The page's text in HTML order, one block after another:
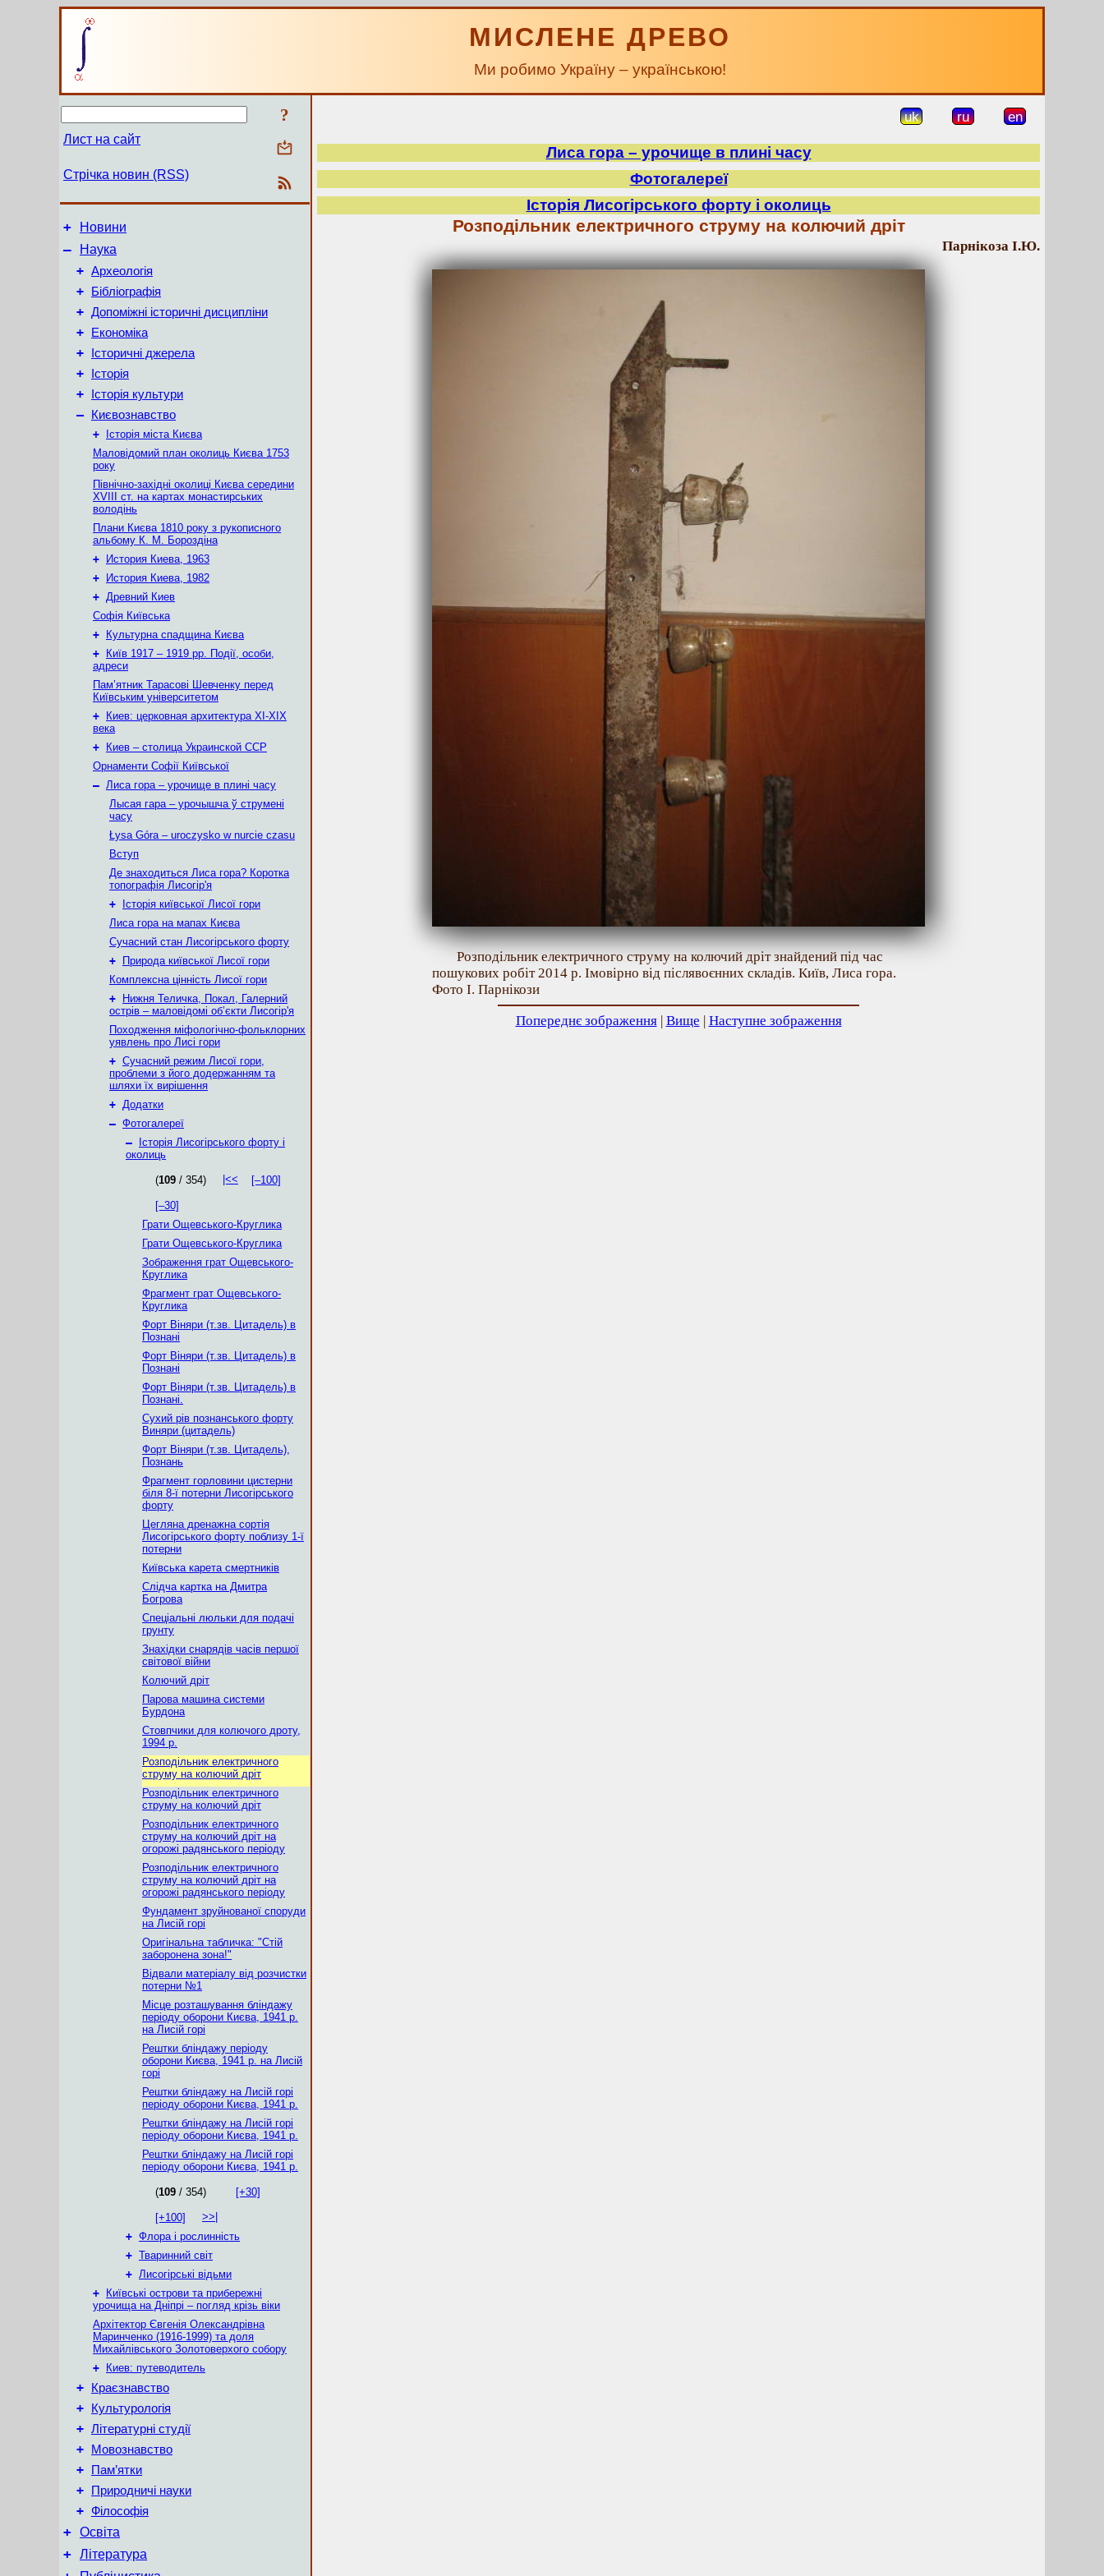
МИСЛЕНЕ ДРЕВО
Ми робимо Україну – українською!
?
Лист на сайт
Стрічка новин (RSS)
+ Новини
–
Наука
+ Археологія
+ Бібліографія
+ Допоміжні історичні дисципліни
+ Економіка
+ Історичні джерела
+ Історія
+ Історія культури
– Києвознавство
+
Історія міста Києва
Маловідомий план околиць Києва 1753
року
Північно-західні околиці Києва середини
XVIII ст. на картах монастирських
володінь
Плани Києва 1810 року з рукописного
альбому К. М. Бороздіна
+
История Киева, 1963
+
История Киева, 1982
+ Древний Киев
Софія Київська
+
Культурна спадщина Києва
+
Київ 1917 – 1919 рр. Події, особи,
адреси
Пам’ятник Тарасові Шевченку перед
Київським університетом
+
Киев: церковная архитектура XI-XIX
века
+
Киев – столица Украинской ССР
Орнаменти Софії Київської
– Лиса гора – урочище в плині часу
Лысая гара – урочышча ў струмені
часу
Łysa Góra – uroczysko w nurcie czasu
Вступ
Де знаходиться Лиса гора? Коротка
топографія Лисогір'я
+
Історія київської Лисої гори
Лиса гора на мапах Києва
Сучасний стан Лисогірського форту
+
Природа київської Лисої гори
Комплексна цінність Лисої гори
+
Нижня Теличка, Покал, Галерний
острів – маловідомі об’єкти Лисогір'я
Походження міфологічно-фольклорних
уявлень про Лисі гори
+ Сучасний режим Лисої гори,
проблеми з його додержанням та
шляхи їх вирішення
+ Додатки
– Фотогалереї
–
Історія Лисогірського форту і
околиць
(109 / 354) |<< [–100]
[–30]
Грати Ощевського-Круглика
Грати Ощевського-Круглика
Зображення грат Ощевського-
Круглика
Фрагмент грат Ощевського-
Круглика
Форт Віняри (т.зв. Цитадель) в
Познані
Форт Віняри (т.зв. Цитадель) в
Познані
Форт Віняри (т.зв. Цитадель) в
Познані.
Сухий рів познанського форту
Виняри (цитадель)
Форт Віняри (т.зв. Цитадель),
Познань
Фрагмент горловини цистерни
біля 8-ї потерни Лисогірського
форту
Цегляна дренажна сортія
Лисогірського форту поблизу 1-ї
потерни
Київська карета смертників
Слідча картка на Дмитра
Богрова
Спеціальні люльки для подачі
грунту
Знахідки снарядів часів першої
світової війни
Колючий дріт
Парова машина системи
Бурдона
Стовпчики для колючого дроту,
1994 р.
Розподільник електричного
струму на колючий дріт
Розподільник електричного
струму на колючий дріт
Розподільник електричного
струму на колючий дріт на
огорожі радянського періоду
Розподільник електричного
струму на колючий дріт на
огорожі радянського періоду
Фундамент зруйнованої споруди
на Лисій горі
Оригінальна табличка: "Стій
заборонена зона!"
Відвали матеріалу від розчистки
потерни №1
Місце розташування бліндажу
періоду оборони Києва, 1941 р.
на Лисій горі
Рештки бліндажу періоду
оборони Києва, 1941 р. на Лисій
горі
Рештки бліндажу на Лисій горі
періоду оборони Києва, 1941 р.
Рештки бліндажу на Лисій горі
періоду оборони Києва, 1941 р.
Рештки бліндажу на Лисій горі
періоду оборони Києва, 1941 р.
(109 / 354) [+30]
[+100]
>>|
+ Флора і рослинність
+ Тваринний світ
+ Лисогірські відьми
+
Київські острови та прибережні
урочища на Дніпрі – погляд крізь віки
Архітектор Євгенія Олександрівна
Маринченко (1916-1999) та доля
Михайлівського Золотоверхого собору
+
Киев: путеводитель
+ Краєзнавство
+ Культурологія
+ Літературні студії
+ Мовознавство
+ Пам’ятки
+ Природничі науки
+ Філософія
+ Освіта
+ Література
uk ru en
Лиса гора – урочище в плині часу
Фотогалереї
Історія Лисогірського форту і околиць
Розподільник електричного струму на колючий дріт
Парнікоза І.Ю.
Розподільник електричного струму на колючий дріт знайдений під час
пошукових робіт 2014 р. Імовірно від післявоєнних складів. Київ, Лиса гора.
Фото І. Парнікози
Попереднє зображення| Вище | Наступне зображення